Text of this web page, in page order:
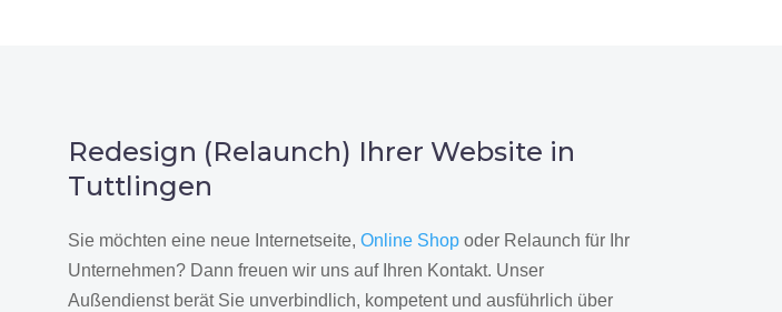
Redesign (Relaunch) Ihrer Website in
Tuttlingen
Sie möchten eine neue Internetseite, Online Shopoder Relaunch für Ihr
Unternehmen? Dann freuen wir uns auf Ihren Kontakt. Unser
Außendienst berät Sie unverbindlich, kompetent und ausführlich über